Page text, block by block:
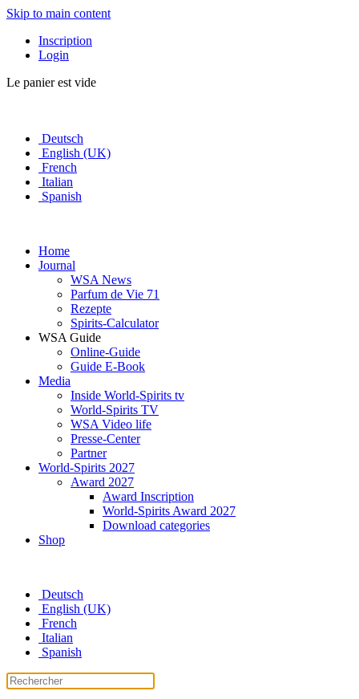
Skip to main content
Inscription
Login
Le panier est vide
Deutsch
English (UK)
French
Italian
Spanish
Home
Journal
WSA News
Parfum de Vie 71
Rezepte
Spirits-Calculator
WSA Guide
Online-Guide
Guide E-Book
Media
Inside World-Spirits tv
World-Spirits TV
WSA Video life
Presse-Center
Partner
World-Spirits 2027
Award 2027
Award Inscription
World-Spirits Award 2027
Download categories
Shop
Deutsch
English (UK)
French
Italian
Spanish